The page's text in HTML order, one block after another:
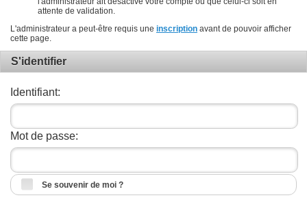
attente de validation.
L'administrateur a peut-être requis une inscription avant de pouvoir afficher
cette page.
S'identifier
Identifiant:
Mot de passe:
Se souvenir de moi ?